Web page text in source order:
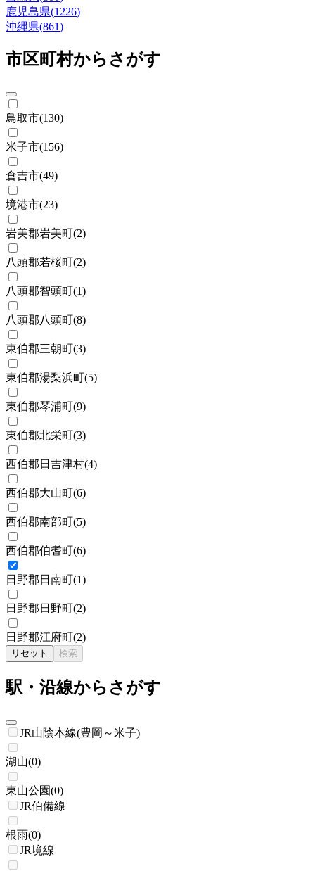
鹿児島県(1226)
沖縄県(861)
市区町村からさがす
鳥取市(130)
米子市(156)
倉吉市(49)
境港市(23)
岩美郡岩美町(2)
八頭郡若桜町(2)
八頭郡智頭町(1)
八頭郡八頭町(8)
東伯郡三朝町(3)
東伯郡湯梨浜町(5)
東伯郡琴浦町(9)
東伯郡北栄町(3)
西伯郡日吉津村(4)
西伯郡大山町(6)
西伯郡南部町(5)
西伯郡伯耆町(6)
日野郡日南町(1)
日野郡日野町(2)
日野郡江府町(2)
リセット 検索
駅・沿線からさがす
JR山陰本線(豊岡～米子)
湖山(0)
東山公園(0)
JR伯備線
根雨(0)
JR境線